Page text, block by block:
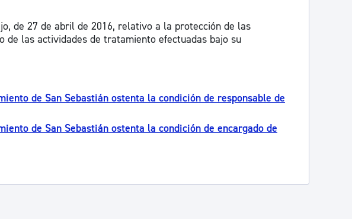
de 27 de abril de 2016, relativo a la protección de las
las actividades de tratamiento efectuadas bajo su
de San Sebastián ostenta la condición de responsable de
de San Sebastián ostenta la condición de encargado de